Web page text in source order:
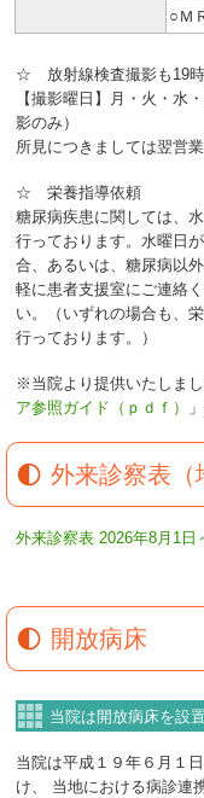
○Ｍ
☆ 放射線検査撮影も19時
【撮影曜日】月・火・
影のみ）
所見につきましては翌営
☆ 栄養指導依頼
糖尿病疾患に関しては、
行っております。水曜日
合、あるいは、糖尿病以
軽に患者支援室にご連絡
い。（いずれの場合も、
行っております。）
※当院より提供いたしま
ア参照ガイド（ｐｄｆ）
外来診察表（
外来診察表 2026年8月1日
開放病床
当院は開放病床を設
当院は平成１９年６月１
け、 当地における病診連